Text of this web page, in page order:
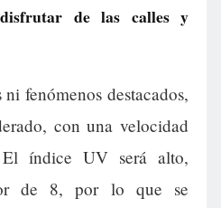
de las calles y
fenómenos destacados,
con una velocidad
índice UV será alto,
de 8, por lo que se